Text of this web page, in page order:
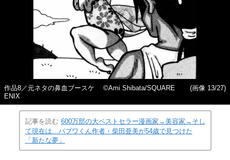
作品8／元ネタの鼻血ブースケ ©Ami Shibata/SQUARE
ENIX
(画像 13/27)
記事を読む 600万部の大ベストセラー漫画家→美容家→そし
て現在は…パプワくん作者・柴田亜美が54歳で見つけた
「新たな夢」